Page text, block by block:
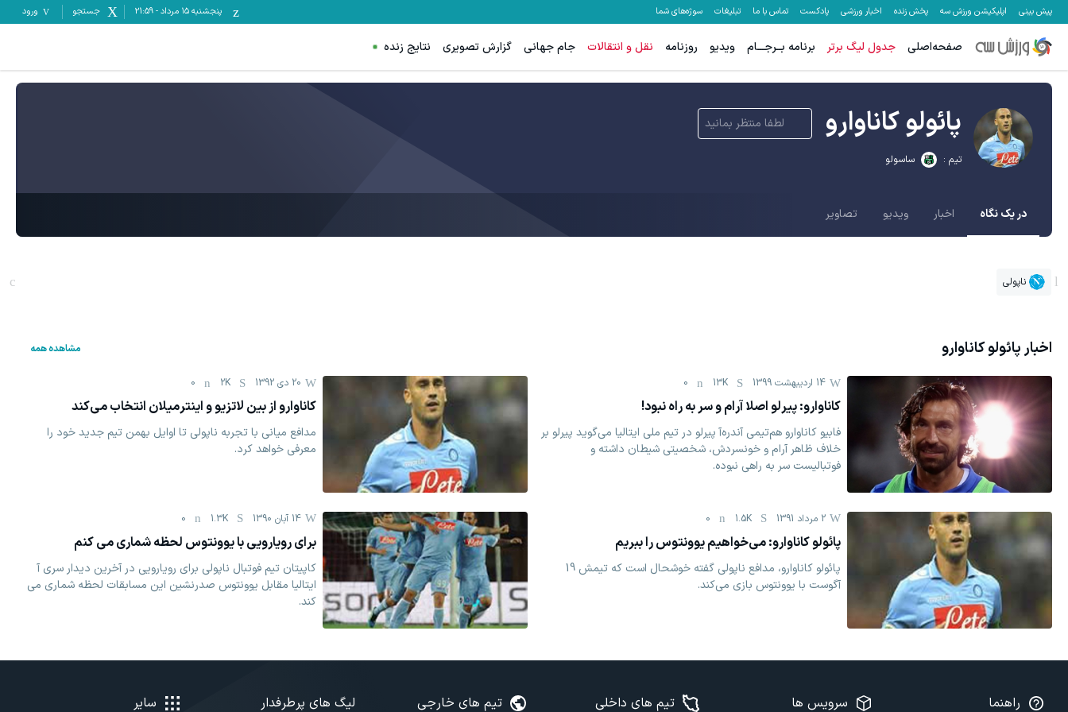
پیش بینی اپلیکیشن ورزش سه پخش زنده اخبار ورزشی پادکست تماس با ما تبلیغات سوژه‌های شما پنجشنبه ۱۵ مرداد -
21:59 جستجو ورود
صفحه‌اصلی جدول لیگ برتر برنامه بــرجـــام ویدیو روزنامه نقل و انتقالات جام جهانی گزارش تصویری نتایج زنده
پائولو کاناوارو لطفا منتظر بمانید
تیم : ساسولو
در یک نگاه اخبار ویدیو تصاویر
ناپولی
اخبارپائولو کاناوارو مشاهده همه
14 اردیبهشت 1399 13K
0
کاناوارو: پیرلو اصلا آرام و سر به راه نبود!
فابیو کاناوارو هم‌تیمی آندره‌آ پیرلو در تیم ملی ایتالیا می‌گوید پیرلو بر
خلاف ظاهر آرام و خونسردش، شخصیتی شیطان داشته و
فوتبالیست سر به راهی نبوده.
20 دی 1392 2K
0
کاناوارو از بین لاتزیو و اینترمیلان انتخاب می‌کند
مدافع میانی با تجربه ناپولی تا اوایل بهمن تیم جدید خود را
معرفی خواهد کرد.
2 مرداد 1391 1.5K
0
پائولو کاناوارو: می‌خواهیم یوونتوس را ببریم
پائولو کاناوارو، مدافع ناپولی گفته خوشحال است که تیمش 19
آگوست با یوونتوس بازی می‌کند.
14 آبان 1390 1.3K
0
برای رویارویی با یوونتوس لحظه شماری می ‌کنم
کاپیتان تیم فوتبال ناپولی برای رویارویی در آخرین دیدار سری آ
ایتالیا مقابل یوونتوس صدرنشین این مسابقات لحظه شماری می
کند.
راهنما سرویس ها تیم های داخلی تیم های خارجی لیگ های پرطرفدار سایر